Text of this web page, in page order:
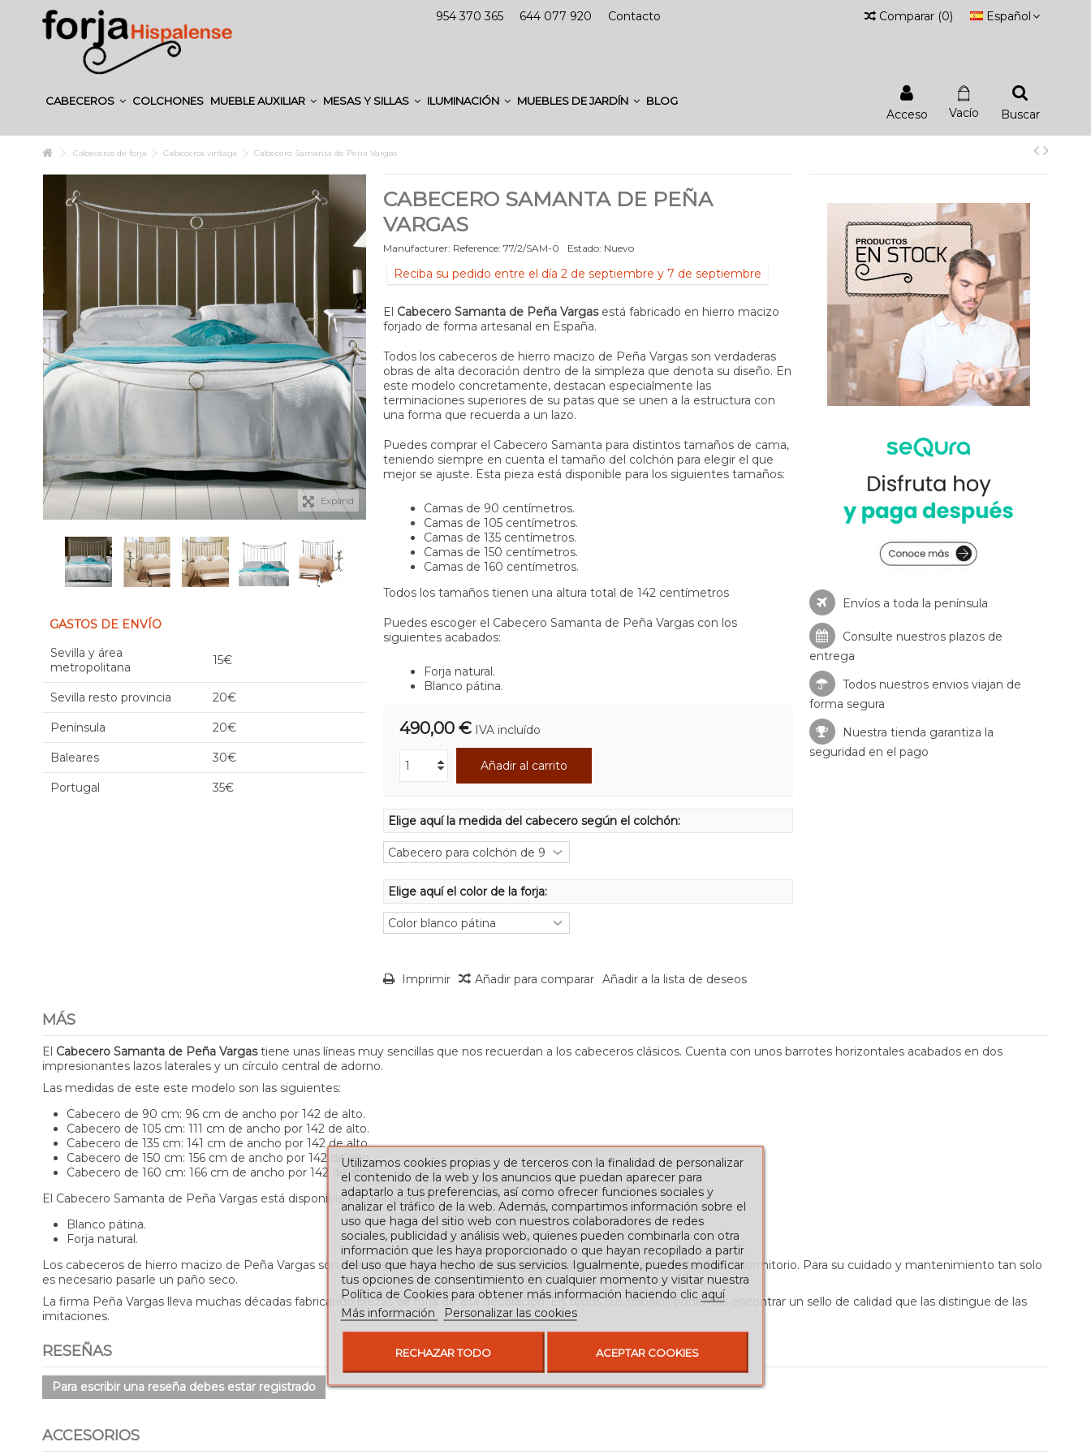
954 370 365 644 077 920 Contacto Español
Comparar (0)
CABECEROS COLCHONES MUEBLE AUXILIAR MESAS Y SILLAS ILUMINACIÓN MUEBLES DE JARDÍN BLOG
Buscar
Vacío
Acceso
Cabeceros de forja Cabeceros vintage Cabecero Samanta de Peña Vargas
Expand
GASTOS DE ENVÍO
Sevilla y área
metropolitana
15€
Sevilla resto provincia 20€
Península 20€
Baleares 30€
Portugal 35€
CABECERO SAMANTA DE PEÑA
VARGAS
Manufacturer: Reference: 77/2/SAM-0 Estado: Nuevo
Reciba su pedido entre el día 2 de septiembre y 7 de septiembre
El Cabecero Samanta de Peña Vargasestá fabricado en hierro macizo
forjado de forma artesanal en España.
Todos los cabeceros de hierro macizo de Peña Vargas son verdaderas
obras de alta decoración dentro de la simpleza que denota su diseño. En
este modelo concretamente, destacan especialmente las
terminaciones superiores de su patas que se unen a la estructura con
una forma que recuerda a un lazo.
Puedes comprar el Cabecero Samanta para distintos tamaños de cama,
teniendo siempre en cuenta el tamaño del colchón para elegir el que
mejor se ajuste. Esta pieza está disponible para los siguientes tamaños:
Camas de 90 centímetros.
Camas de 105 centímetros.
Camas de 135 centímetros.
Camas de 150 centímetros.
Camas de 160 centímetros.
Todos los tamaños tienen una altura total de 142 centímetros
Puedes escoger el Cabecero Samanta de Peña Vargas con los
siguientes acabados:
Forja natural.
Blanco pátina.
490,00 € IVA incluído
Añadir al carrito
Elige aquí la medida del cabecero según el colchón:
Elige aquí el color de la forja:
Imprimir Añadir para comparar Añadir a la lista de deseos
Envíos a toda la península
Consulte nuestros plazos de
entrega
Todos nuestros envios viajan de
forma segura
Nuestra tienda garantiza la
seguridad en el pago
MÁS
El Cabecero Samanta de Peña Vargastiene unas líneas muy sencillas que nos recuerdan a los cabeceros clásicos. Cuenta con unos barrotes horizontales acabados en dos
impresionantes lazos laterales y un círculo central de adorno.
Las medidas de este este modelo son las siguientes:
Cabecero de 90 cm: 96 cm de ancho por 142 de alto.
Cabecero de 105 cm: 111 cm de ancho por 142 de alto.
Cabecero de 135 cm: 141 cm de ancho por 142 de alto.
Cabecero de 150 cm: 156 cm de ancho por 142 de alto.
Cabecero de 160 cm: 166 cm de ancho por 142 de alto.
El Cabecero Samanta de Peña Vargas está disponible en dos acabados:
Blanco pátina.
Forja natural.
Los cabeceros de hierro macizo de Peña Vargas son unas piezas fantásticas, bonitas y duraderas que podrás disfrutar en tu dormitorio. Para su cuidado y mantenimiento tan solo
es necesario pasarle un paño seco.
La firma Peña Vargas lleva muchas décadas fabricando piezas de forja de alta decoración. En todos sus trabajos podemos encontrar un sello de calidad que las distingue de las
imitaciones.
RESEÑAS
Para escribir una reseña debes estar registrado
ACCESORIOS
Utilizamos cookies propias y de terceros con la finalidad de personalizar
el contenido de la web y los anuncios que puedan aparecer para
adaptarlo a tus preferencias, así como ofrecer funciones sociales y
analizar el tráfico de la web. Además, compartimos información sobre el
uso que haga del sitio web con nuestros colaboradores de redes
sociales, publicidad y análisis web, quienes pueden combinarla con otra
información que les haya proporcionado o que hayan recopilado a partir
del uso que haya hecho de sus servicios. Igualmente, puedes modificar
tus opciones de consentimiento en cualquier momento y visitar nuestra
Política de Cookies para obtener más información haciendo clic aquí
Más información
Personalizar las cookies
RECHAZAR TODO ACEPTAR COOKIES